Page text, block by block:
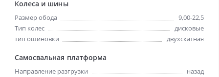
Колеса и шины
Размер обода
9,00-22,5
Тип колес
дисковые
тип ошиновки
двухскатная
Самосвальная платформа
Направление разгрузки
назад